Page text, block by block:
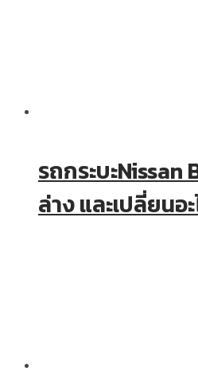
รถกระบะNissan
ล่าง และเปลี่ยนอ